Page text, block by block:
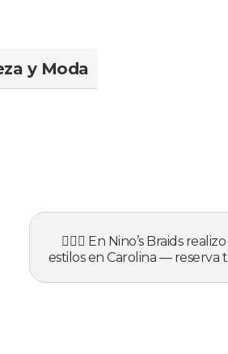
y Moda
💇🏽‍♀️ En Nino’s Braids
estilos en Carolina — reserva